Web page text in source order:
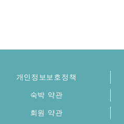
개인정보보호정책
숙박 약관
회원 약관